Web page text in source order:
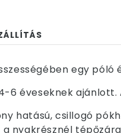
egy póló
6 éveseknek ajánlott.
hatású, csillogó
nyakrésznél